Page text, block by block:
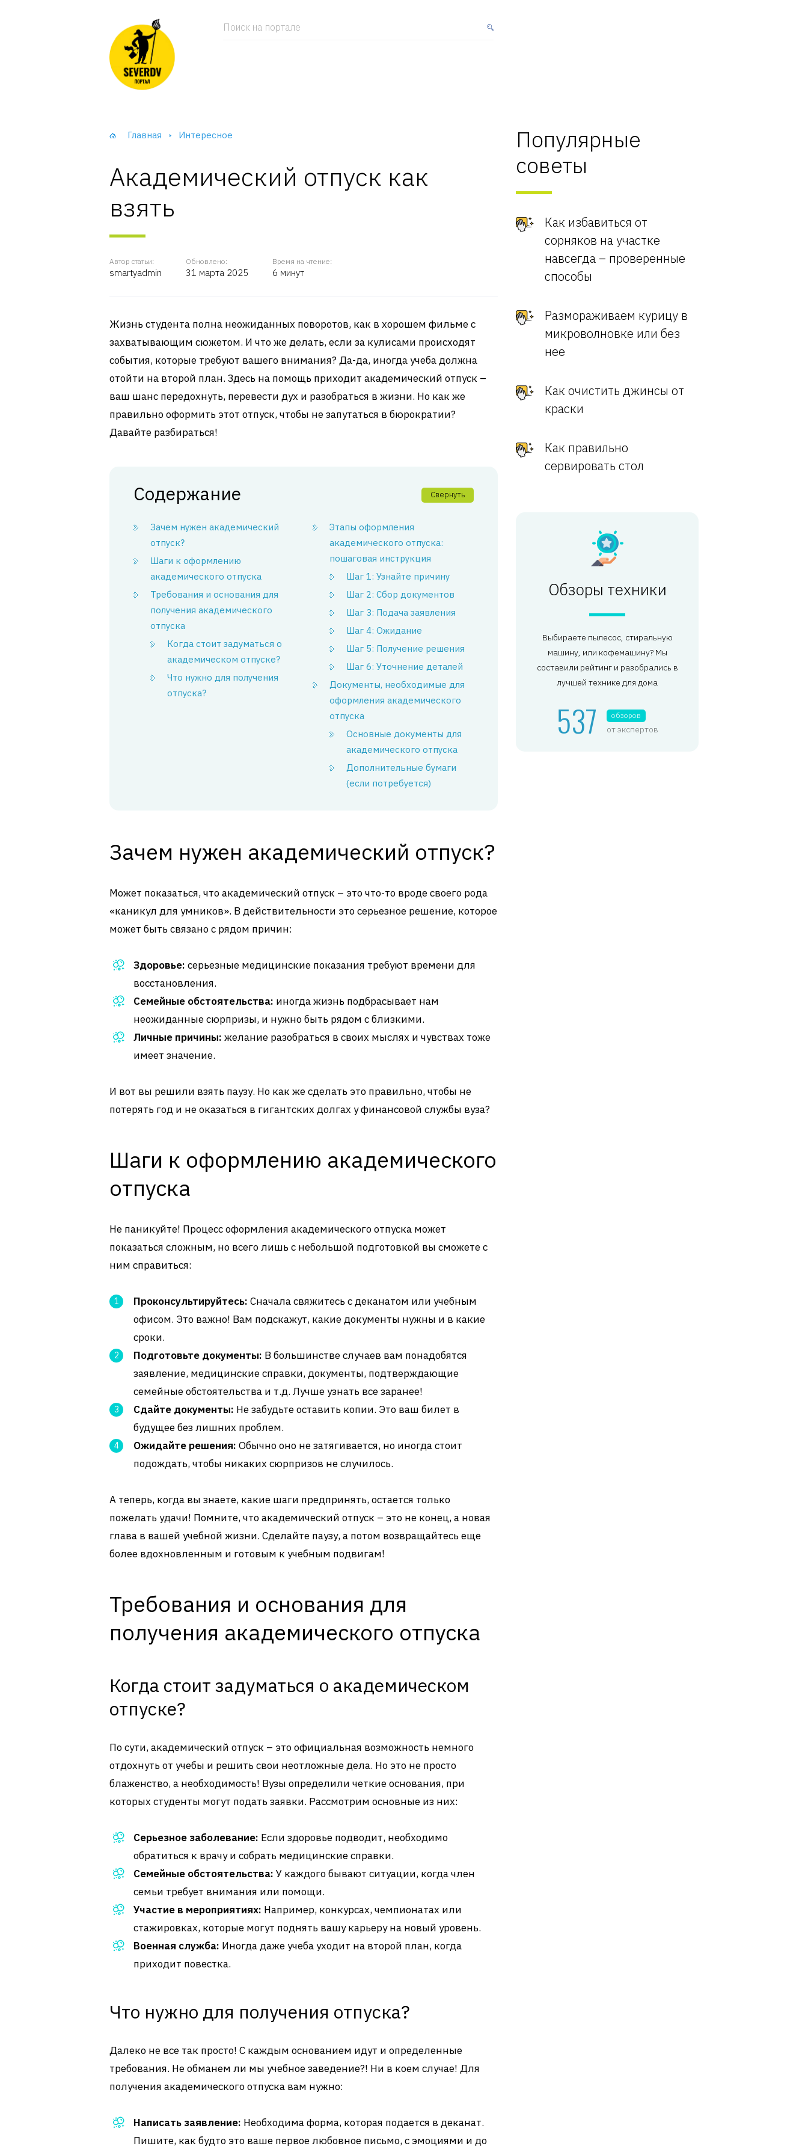
Поиск на портале
Главная Интересное
Академический отпуск как
взять
Автор статьи:
smartyadmin
Обновлено:
31 марта 2025
Время на чтение:
6 минут
Жизнь студента полна неожиданных поворотов, как в хорошем фильме с
захватывающим сюжетом. И что же делать, если за кулисами происходят
события, которые требуют вашего внимания? Да-да, иногда учеба должна
отойти на второй план. Здесь на помощь приходит академический отпуск –
ваш шанс передохнуть, перевести дух и разобраться в жизни. Но как же
правильно оформить этот отпуск, чтобы не запутаться в бюрократии?
Давайте разбираться!
Содержание Свернуть
Зачем нужен академический
отпуск?
Шаги к оформлению
академического отпуска
Требования и основания для
получения академического
отпуска
Когда стоит задуматься о
академическом отпуске?
Что нужно для получения
отпуска?
Этапы оформления
академического отпуска:
пошаговая инструкция
Шаг 1: Узнайте причину
Шаг 2: Сбор документов
Шаг 3: Подача заявления
Шаг 4: Ожидание
Шаг 5: Получение решения
Шаг 6: Уточнение деталей
Документы, необходимые для
оформления академического
отпуска
Основные документы для
академического отпуска
Дополнительные бумаги
(если потребуется)
Зачем нужен академический отпуск?
Может показаться, что академический отпуск – это что-то вроде своего рода
«каникул для умников». В действительности это серьезное решение, которое
может быть связано с рядом причин:
Здоровье: серьезные медицинские показания требуют времени для
восстановления.
Семейные обстоятельства: иногда жизнь подбрасывает нам
неожиданные сюрпризы, и нужно быть рядом с близкими.
Личные причины: желание разобраться в своих мыслях и чувствах тоже
имеет значение.
И вот вы решили взять паузу. Но как же сделать это правильно, чтобы не
потерять год и не оказаться в гигантских долгах у финансовой службы вуза?
Шаги к оформлению академического
отпуска
Не паникуйте! Процесс оформления академического отпуска может
показаться сложным, но всего лишь с небольшой подготовкой вы сможете с
ним справиться:
Проконсультируйтесь: Сначала свяжитесь с деканатом или учебным
офисом. Это важно! Вам подскажут, какие документы нужны и в какие
сроки.
Подготовьте документы: В большинстве случаев вам понадобятся
заявление, медицинские справки, документы, подтверждающие
семейные обстоятельства и т.д. Лучше узнать все заранее!
Сдайте документы: Не забудьте оставить копии. Это ваш билет в
будущее без лишних проблем.
Ожидайте решения: Обычно оно не затягивается, но иногда стоит
подождать, чтобы никаких сюрпризов не случилось.
А теперь, когда вы знаете, какие шаги предпринять, остается только
пожелать удачи! Помните, что академический отпуск – это не конец, а новая
глава в вашей учебной жизни. Сделайте паузу, а потом возвращайтесь еще
более вдохновленным и готовым к учебным подвигам!
Требования и основания для
получения академического отпуска
Когда стоит задуматься о академическом
отпуске?
По сути, академический отпуск – это официальная возможность немного
отдохнуть от учебы и решить свои неотложные дела. Но это не просто
блаженство, а необходимость! Вузы определили четкие основания, при
которых студенты могут подать заявки. Рассмотрим основные из них:
Серьезное заболевание: Если здоровье подводит, необходимо
обратиться к врачу и собрать медицинские справки.
Семейные обстоятельства: У каждого бывают ситуации, когда член
семьи требует внимания или помощи.
Участие в мероприятиях: Например, конкурсах, чемпионатах или
стажировках, которые могут поднять вашу карьеру на новый уровень.
Военная служба: Иногда даже учеба уходит на второй план, когда
приходит повестка.
Что нужно для получения отпуска?
Далеко не все так просто! С каждым основанием идут и определенные
требования. Не обманем ли мы учебное заведение?! Ни в коем случае! Для
получения академического отпуска вам нужно:
Написать заявление: Необходима форма, которая подается в деканат.
Пишите, как будто это ваше первое любовное письмо, с эмоциями и до
Популярные
советы
Как избавиться от
сорняков на участке
навсегда – проверенные
способы
Размораживаем курицу в
микроволновке или без
нее
Как очистить джинсы от
краски
Как правильно
сервировать стол
Обзоры техники
Выбираете пылесос, стиральную
машину, или кофемашину? Мы
составили рейтинг и разобрались в
лучшей технике для дома
537 обзоров
от экспертов